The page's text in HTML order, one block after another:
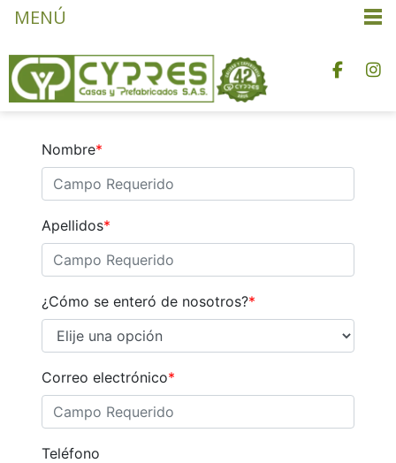
Nombre*
Apellidos*
¿Cómo se enteró de nosotros?*
Correo electrónico*
Teléfono
MENÚ